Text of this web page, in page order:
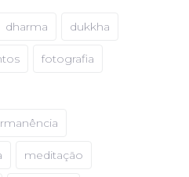
dharma dukkha
fotografia
meditação